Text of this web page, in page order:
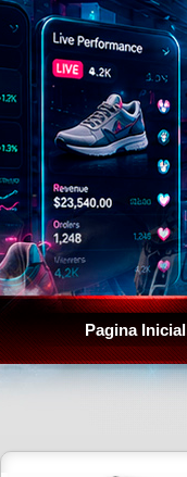
Pagina Inicial